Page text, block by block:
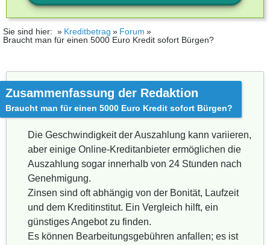
Sie sind hier: Kreditbetrag
Forum
Braucht man für einen 5000 Euro Kredit sofort Bürgen?
Zusammenfassung der Redaktion
Braucht man für einen 5000 Euro Kredit sofort Bürgen?
Die Geschwindigkeit der Auszahlung kann variieren,
aber einige Online-Kreditanbieter ermöglichen die
Auszahlung sogar innerhalb von 24 Stunden nach
Genehmigung.
Zinsen sind oft abhängig von der Bonität, Laufzeit
und dem Kreditinstitut. Ein Vergleich hilft, ein
günstiges Angebot zu finden.
Es können Bearbeitungsgebühren anfallen; es ist